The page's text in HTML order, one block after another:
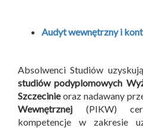
Audyt wewnętrzny i
Absolwenci Studiów uzyskują
studiów podyplomowych
Szczecinieoraz nadawany
Wewnętrznej (PIKW)
kompetencje w zakresie